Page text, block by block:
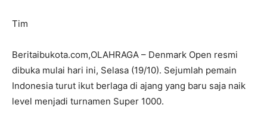
Tim
Beritaibukota.com,OLAHRAGA – Denmark Open resmi
dibuka mulai hari ini, Selasa (19/10). Sejumlah pemain
Indonesia turut ikut berlaga di ajang yang baru saja naik
level menjadi turnamen Super 1000.